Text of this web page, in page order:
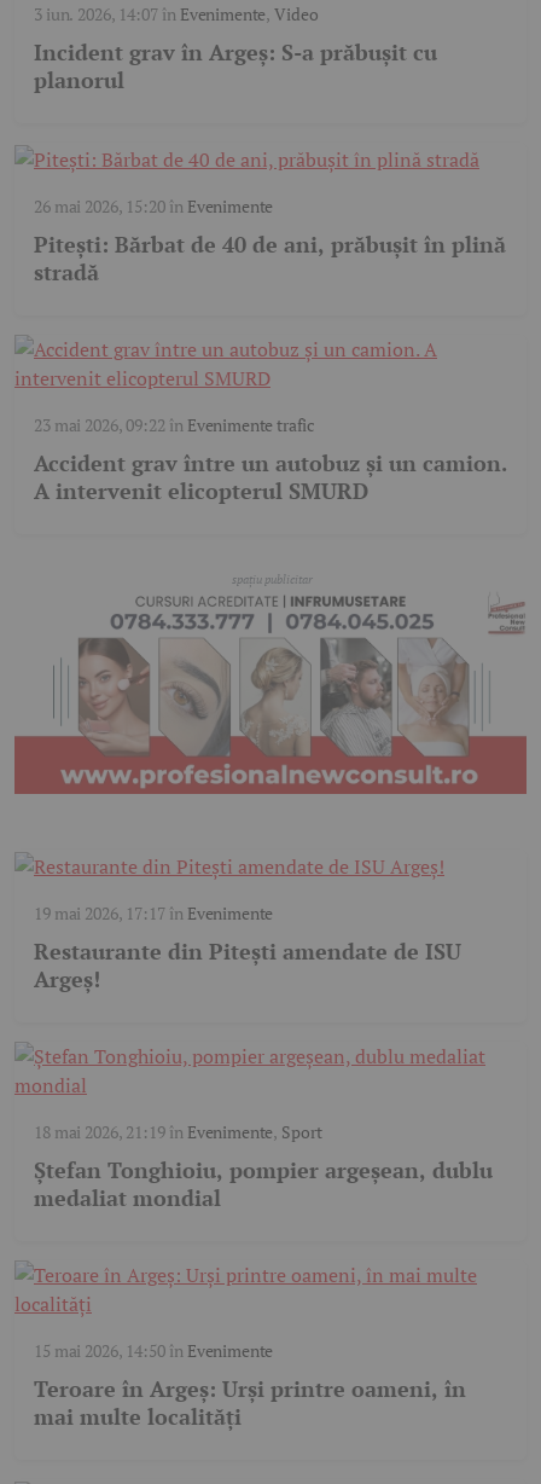
3 iun. 2026, 14:07în Evenimente,Video
Incident grav în Argeș: S-a prăbușit cu
planorul
26 mai 2026, 15:20în Evenimente
Pitești: Bărbat de 40 de ani, prăbușit în plină
stradă
23 mai 2026, 09:22 în Evenimente trafic
Accident grav între un autobuz și un camion.
A intervenit elicopterul SMURD
19 mai 2026, 17:17în Evenimente
Restaurante din Pitești amendate de ISU
Argeș!
18 mai 2026, 21:19în Evenimente, Sport
Ștefan Tonghioiu, pompier argeșean, dublu
medaliat mondial
15 mai 2026, 14:50în Evenimente
Teroare în Argeș: Urși printre oameni, în
mai multe localități